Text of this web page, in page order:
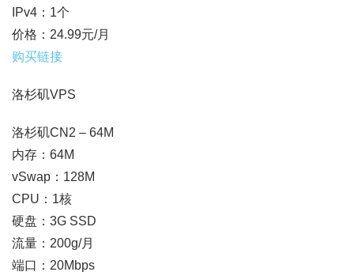
IPv4：1个
价格：24.99元/月
购买链接
洛杉矶VPS
洛杉矶CN2 – 64M
内存：64M
vSwap：128M
CPU：1核
硬盘：3G SSD
流量：200g/月
端口：20Mbps